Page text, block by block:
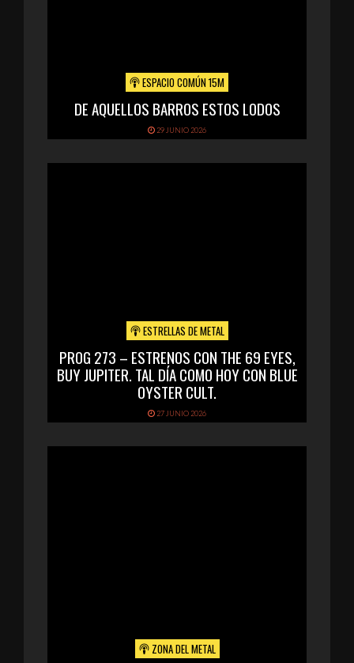
ESPACIO COMÚN 15M
DE AQUELLOS BARROS ESTOS LODOS
29 JUNIO 2026
ESTRELLAS DE METAL
PROG 273 – ESTRENOS CON THE 69 EYES,
BUY JUPITER. TAL DÍA COMO HOY CON BLUE
OYSTER CULT.
27 JUNIO 2026
ZONA DEL METAL